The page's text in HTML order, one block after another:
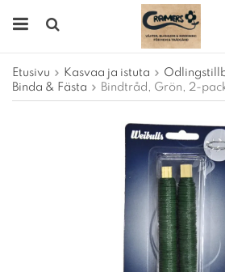
Etusivu Kasvaa ja istuta
Binda & Fästa
Bindtråd, Grön, 2-